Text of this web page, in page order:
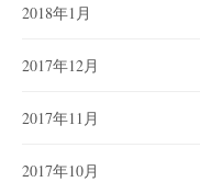
2018年1月
2017年12月
2017年11月
2017年10月